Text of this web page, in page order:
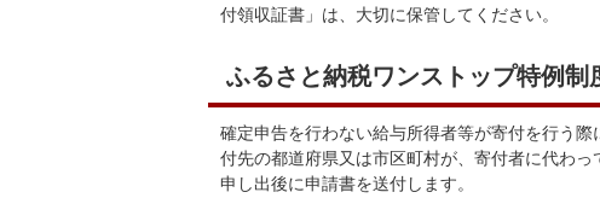
付領収証書」は、大切に保管してください。
ふるさと納税ワンストップ特例制
確定申告を行わない給与所得者等が寄付を行う
付先の都道府県又は市区町村が、寄付者に代わ
申し出後に申請書を送付します。